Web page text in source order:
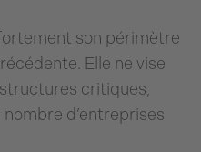
son périmètre
Elle ne vise
critiques,
d’entreprises